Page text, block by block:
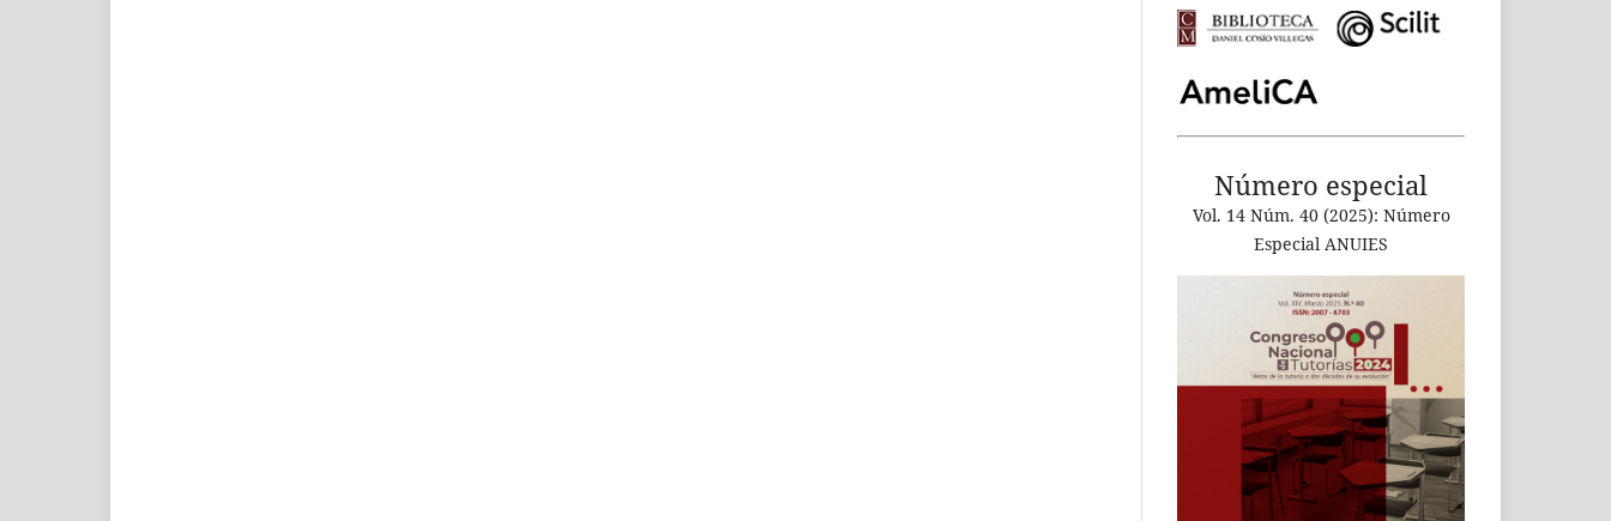
Número especial
Vol. 14 Núm. 40 (2025): Número
Especial ANUIES